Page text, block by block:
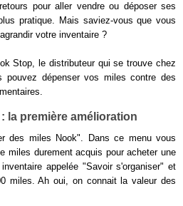
pour aller vendre ou déposer ses
pratique. Mais saviez-vous que vous
votre inventaire ?
Stop, le distributeur qui se trouve chez
pouvez dépenser vos miles contre des
la première amélioration
des miles Nook". Dans ce menu vous
miles durement acquis pour acheter une
appelée "Savoir s'organiser" et
miles. Ah oui, on connait la valeur des